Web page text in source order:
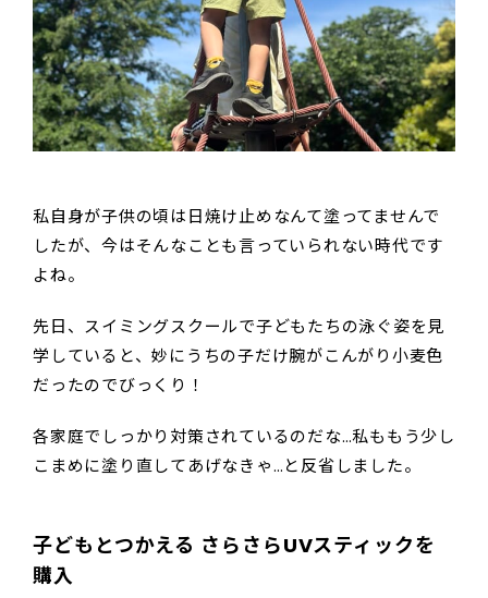
私自身が子供の頃は日焼け止めなんて塗ってませんで
したが、今はそんなことも言っていられない時代です
よね。
先日、スイミングスクールで子どもたちの泳ぐ姿を見
学していると、妙にうちの子だけ腕がこんがり小麦色
だったのでびっくり！
各家庭でしっかり対策されているのだな…私ももう少し
こまめに塗り直してあげなきゃ…と反省しました。
子どもとつかえる さらさらUVスティックを
購入